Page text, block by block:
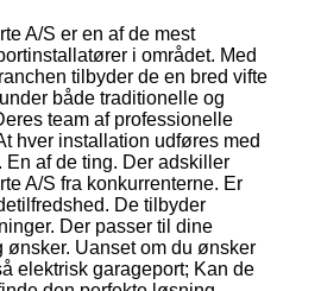
A/S er en af de mest
i området. Med
tilbyder de en bred vifte
både traditionelle og
team af professionelle
hver installation udføres med
af de ting. Der adskiller
A/S fra konkurrenterne. Er
De tilbyder
Der passer til dine
ønsker. Uanset om du ønsker
elektrisk garageport; Kan de